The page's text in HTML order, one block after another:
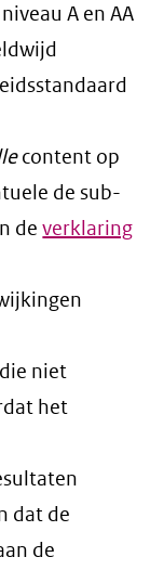
A en AA
content op
de sub-
deverklaring
niet
het
dat de
de